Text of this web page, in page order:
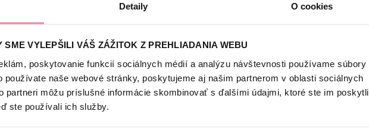
Detaily O cookies
SME VYLEPŠILI VÁŠ ZÁŽITOK Z PREHLIADANIA WEBU
poskytovanie funkcií sociálnych médií a analýzu návštevnosti používame súbory
používate naše webové stránky, poskytujeme aj našim partnerom v oblasti sociálnych
partneri môžu príslušné informácie skombinovať s ďalšími údajmi, ktoré ste im poskytli
ste používali ich služby.
silná
vašej spodnej bielizne po celý deň
partií prirodzene dýchať
nohavičiek